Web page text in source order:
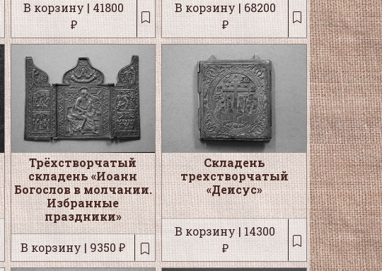
В корзину | 41800
₽
В корзину | 68200
₽
Трёхстворчатый
складень «Иоанн
Богослов в молчании.
Избранные
праздники»
В корзину | 9350 ₽
Складень
трехстворчатый
«Деисус»
В корзину | 14300
₽